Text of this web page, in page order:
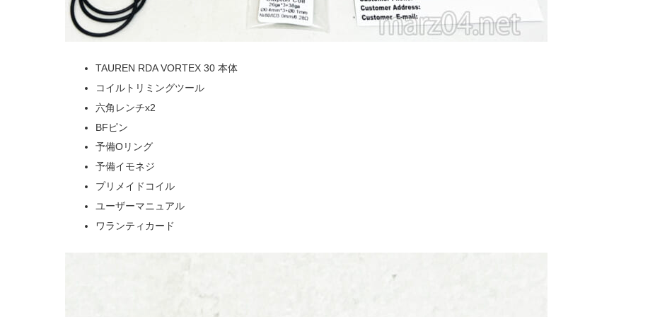
TAUREN RDA VORTEX 30 本体
コイルトリミングツール
六角レンチx2
BFピン
予備Oリング
予備イモネジ
プリメイドコイル
ユーザーマニュアル
ワランティカード